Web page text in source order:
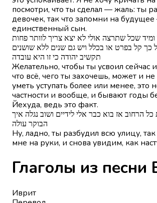
посмотри, что ты сделал — жаль: ты
девочек, так что запомни на
единственный сын.
שכל שתרצה אולי לא יצא צריך לוותר פחות
כך קל בפרט או בכלל ויש גם שנים ללא שושנים
תקשיב יהודה כי זו היא עובדה
Желательно, чтобы ты усвоил сейчас
что всё, чего ты захочешь, может и
уметь уступать более или менее, это
частности и вообще, и бывают годы
Йехуда, ведь это факт.
הרחוב אז בוא כבר אלי לידיים ושוב נגלה איך
הבוקר עולה
Ну, ладно, ты разбудил всю улицу,
мне на руки, и снова увидим, как
Иврит